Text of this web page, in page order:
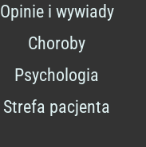
Opinie i wywiady
Choroby
Psychologia
Strefa pacjenta